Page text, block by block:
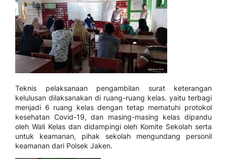
Teknis pelaksanaan pengambilan surat keterangan
kelulusan dilaksanakan di ruang-ruang kelas. yaitu terbagi
menjadi 6 ruang kelas dengan tetap mematuhi protokol
kesehatan Covid-19, dan masing-masing kelas dipandu
oleh Wali Kelas dan didampingi oleh Komite Sekolah serta
untuk keamanan, pihak sekolah mengundang personil
keamanan dari Polsek Jaken.